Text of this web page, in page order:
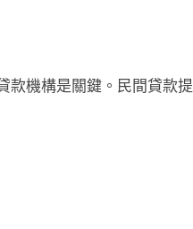
款機構是關鍵。民間貸款